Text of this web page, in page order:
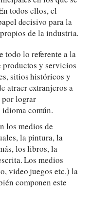
todos ellos, el
decisivo para la
de la industria.
todo lo referente a la
productos y servicios
sitios históricos y
atraer extranjeros a
por lograr
común.
los medios de
la pintura, la
los libros, la
Los medios
video juegos etc.) la
componen este